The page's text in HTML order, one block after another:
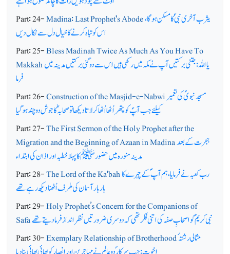
Part: 24-Madina: Last Prophet's Abodeیثرب آخری نبیؐ کا مسکن ہوگا،
اس کو تباہ کرنے کا خیال دل سے نکال دیں
Part: 25-Bless Madinah Twice As Much As You Have To
Makkahیا اللہ: جتنی برکتیں آپ نے مکہ میں رکھی ہیں اس سے دوگنی برکتیں مدینہ میں
فرما
Part: 26-Construction of the Masjid-e-Nabwiمسجد نبویؐ کی تعمیر
کیلئے جب آپؐ کو پتھر اُٹھا اُٹھا کر لاتا دیکھا تو صحابہؓ کا جوش دوچند ہو گیا
Part: 27-The First Sermon of the Holy Prophet after the
Migration and the Beginning of Azaan in Madinaہجرت کے بعد
مدینہ منورہ میں حضورﷺ کا پہلا خطبہ اور اذان کی ابتداء
Part: 28-The Lord of the Ka'bahرب کعبہ نے فرمایا، ہم آپ ؐکے چہرے کا
بار بار آسمان کی طرف اُٹھنا دیکھ رہے تھے
Part: 29-Holy Prophet’s Concern for the Companions of
Safaنبی کریمؐ کو اصحابِ صفہ کی اتنی فکر تھی کہ دوسری ضرورتیں نظر انداز فرمادیتے تھے
Part: 30-Exemplary Relationship of Brotherhoodمثالی رشتہ ٔ